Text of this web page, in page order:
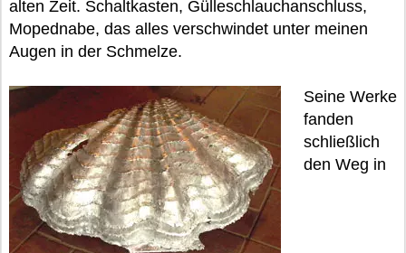
alten Zeit. Schaltkasten, Gülleschlauchanschluss,
Mopednabe, das alles verschwindet unter meinen
Augen in der Schmelze.
Seine Werke
fanden
schließlich
den Weg in